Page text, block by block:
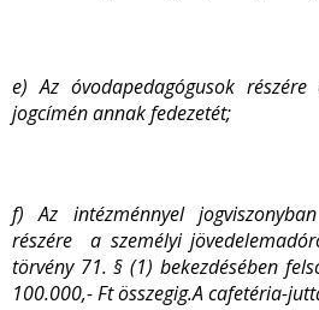
e)Az óvodapedagógusok
jogcímén annak fedezetét;
f) Az intézménnyel
részére a személyi
törvény 71. § (1) bekezdésében
100.000,- Ft összegig.A cafetéria-